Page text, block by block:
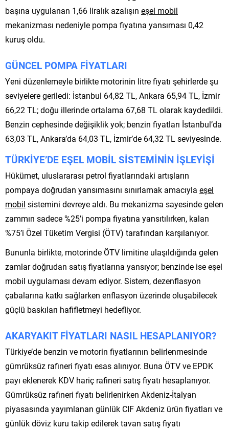
başına uygulanan 1,66 liralık azalışın eşel mobil
mekanizması nedeniyle pompa fiyatına yansıması 0,42
kuruş oldu.
GÜNCEL POMPA FİYATLARI
Yeni düzenlemeyle birlikte motorinin litre fiyatı şehirlerde şu
seviyelere geriledi: İstanbul 64,82 TL, Ankara 65,94 TL, İzmir
66,22 TL; doğu illerinde ortalama 67,68 TL olarak kaydedildi.
Benzin cephesinde değişiklik yok; benzin fiyatları İstanbul’da
63,03 TL, Ankara’da 64,03 TL, İzmir’de 64,32 TL seviyesinde.
TÜRKİYE’DE EŞEL MOBİL SİSTEMİNİN İŞLEYİŞİ
Hükümet, uluslararası petrol fiyatlarındaki artışların
pompaya doğrudan yansımasını sınırlamak amacıyla eşel
mobil sistemini devreye aldı. Bu mekanizma sayesinde gelen
zammın sadece %25’i pompa fiyatına yansıtılırken, kalan
%75’i Özel Tüketim Vergisi (ÖTV) tarafından karşılanıyor.
Bununla birlikte, motorinde ÖTV limitine ulaşıldığında gelen
zamlar doğrudan satış fiyatlarına yansıyor; benzinde ise eşel
mobil uygulaması devam ediyor. Sistem, dezenflasyon
çabalarına katkı sağlarken enflasyon üzerinde oluşabilecek
güçlü baskıları hafifletmeyi hedefliyor.
AKARYAKIT FİYATLARI NASIL HESAPLANIYOR?
Türkiye’de benzin ve motorin fiyatlarının belirlenmesinde
gümrüksüz rafineri fiyatı esas alınıyor. Buna ÖTV ve EPDK
payı eklenerek KDV hariç rafineri satış fiyatı hesaplanıyor.
Gümrüksüz rafineri fiyatı belirlenirken Akdeniz-İtalyan
piyasasında yayımlanan günlük CIF Akdeniz ürün fiyatları ve
günlük döviz kuru takip edilerek tavan satış fiyatı